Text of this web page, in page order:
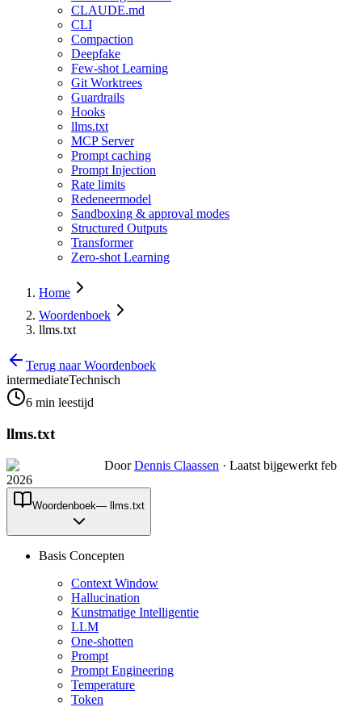
CLAUDE.md
CLI
Compaction
Deepfake
Few-shot Learning
Git Worktrees
Guardrails
Hooks
llms.txt
MCP Server
Prompt caching
Prompt Injection
Rate limits
Redeneermodel
Sandboxing & approval modes
Structured Outputs
Transformer
Zero-shot Learning
Home
Woordenboek
llms.txt
Terug naar Woordenboek
intermediateTechnisch
6 min leestijd
llms.txt
Door Dennis Claassen · Laatst bijgewerkt feb
2026
Woordenboek— llms.txt
Basis Concepten
Context Window
Hallucination
Kunstmatige Intelligentie
LLM
One-shotten
Prompt
Prompt Engineering
Temperature
Token